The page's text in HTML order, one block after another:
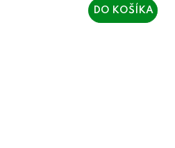
DO KOŠÍKA